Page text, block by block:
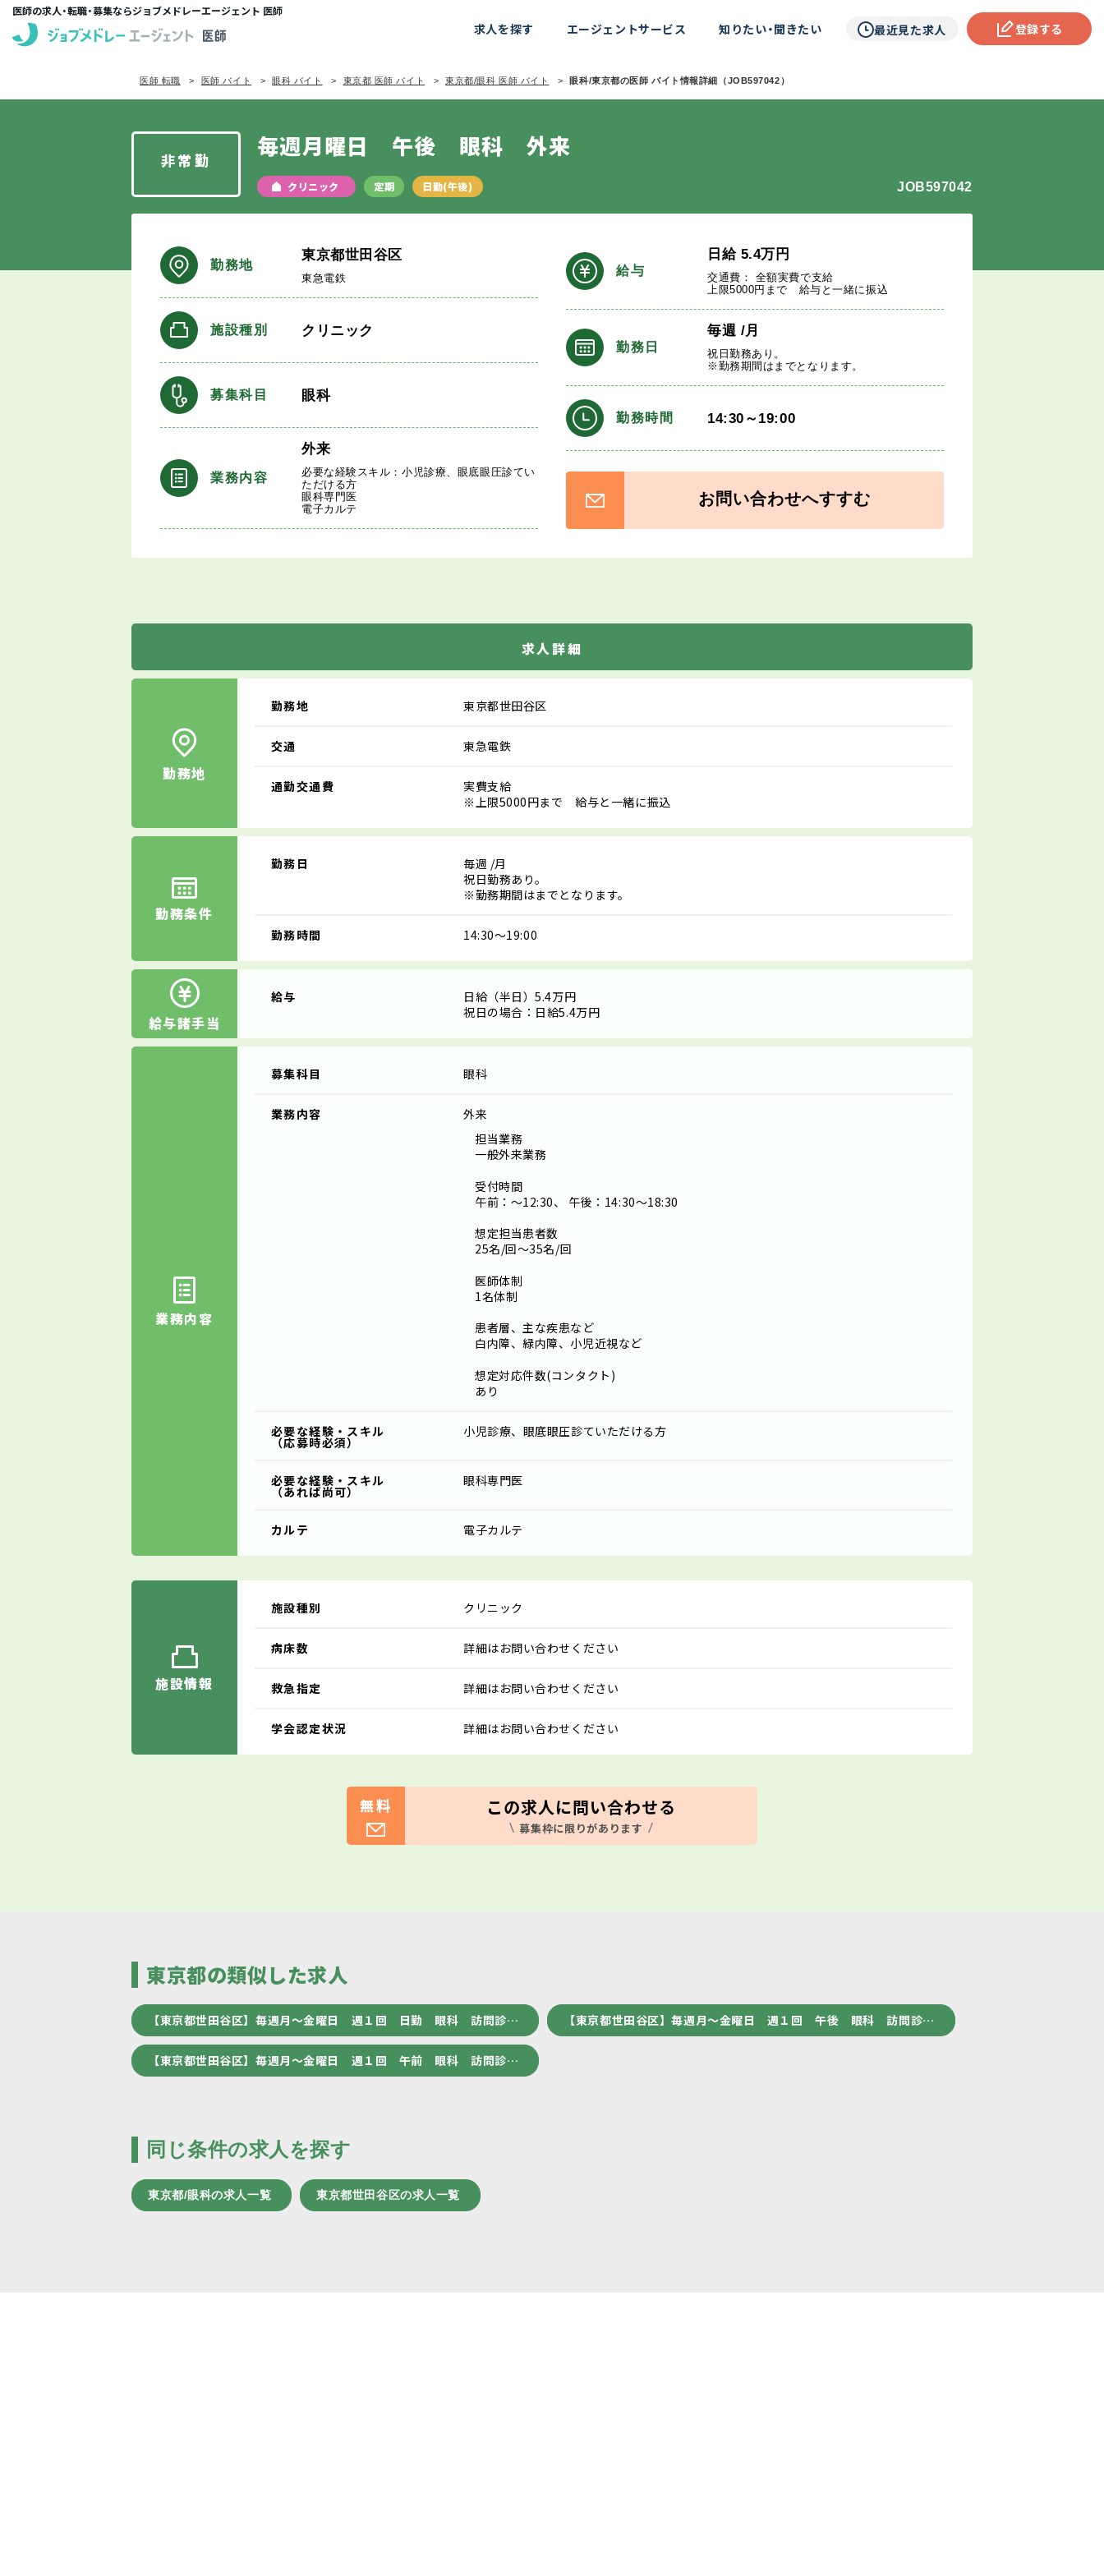
医師の求人・転職・募集ならジョブメドレーエージェント 医師
求人を探す エージェントサービス 知りたい・聞きたい 最近見た求人 登録する
医師 転職 医師 バイト 眼科 バイト 東京都 医師 バイト 東京都/眼科 医師 バイト 眼科/東京都の医師 バイト情報詳細（JOB597042）
非常勤 毎週月曜日 午後 眼科 外来
クリニック 定期 日勤(午後) JOB597042
勤務地
東京都世田谷区
東急電鉄
施設種別 クリニック
募集科目 眼科
業務内容
外来
必要な経験スキル：小児診療、眼底眼圧診てい
ただける方
眼科専門医
電子カルテ
給与
日給5.4万円
交通費： 全額実費で支給
上限5000円まで 給与と一緒に振込
勤務日
毎週 /月
祝日勤務あり。
※勤務期間はまでとなります。
勤務時間 14:30～19:00
お問い合わせへすすむ
求人詳細
勤務地
勤務地 東京都世田谷区
交通 東急電鉄
通勤交通費
実費支給
※上限5000円まで 給与と一緒に振込
勤務条件
勤務日 毎週 /月
祝日勤務あり。
※勤務期間はまでとなります。
勤務時間 14:30～19:00
給与諸手当
給与
日給（半日）5.4万円
祝日の場合：日給5.4万円
業務内容
募集科目 眼科
業務内容
外来
担当業務
一般外来業務
受付時間
午前：～12:30、 午後：14:30～18:30
想定担当患者数
25名/回～35名/回
医師体制
1名体制
患者層、主な疾患など
白内障、緑内障、小児近視など
想定対応件数(コンタクト)
あり
必要な経験・スキル
（応募時必須）
小児診療、眼底眼圧診ていただける方
必要な経験・スキル
（あれば尚可）
眼科専門医
カルテ 電子カルテ
施設情報
施設種別 クリニック
病床数 詳細はお問い合わせください
救急指定 詳細はお問い合わせください
学会認定状況 詳細はお問い合わせください
無料 この求人に問い合わせる
募集枠に限りがあります
東京都の類似した求人
【東京都世田谷区】毎週月～金曜日 週１回 日勤 眼科 訪問診… 【東京都世田谷区】毎週月～金曜日 週１回 午後 眼科 訪問診…
【東京都世田谷区】毎週月～金曜日 週１回 午前 眼科 訪問診…
同じ条件の求人を探す
東京都/眼科の求人一覧 東京都世田谷区の求人一覧